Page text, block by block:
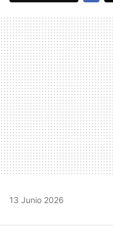
13 Junio 2026